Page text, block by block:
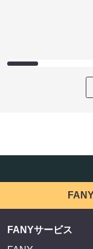
FANYサービス